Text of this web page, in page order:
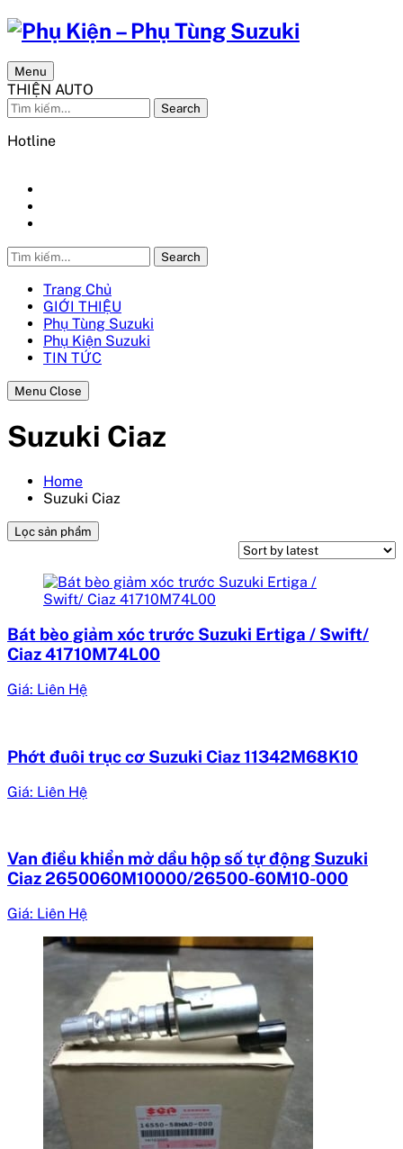
Menu
THIỆN AUTO
Search
Hotline
Search
Trang Chủ
GIỚI THIỆU
Phụ Tùng Suzuki
Phụ Kiện Suzuki
TIN TỨC
Menu Close
Suzuki Ciaz
Home
Suzuki Ciaz
Lọc sản phẩm
Bát bèo giảm xóc trước Suzuki Ertiga / Swift/
Ciaz 41710M74L00
Giá: Liên Hệ
Phớt đuôi trục cơ Suzuki Ciaz 11342M68K10
Giá: Liên Hệ
Van điều khiển mở dầu hộp số tự động Suzuki
Ciaz 2650060M10000/26500-60M10-000
Giá: Liên Hệ